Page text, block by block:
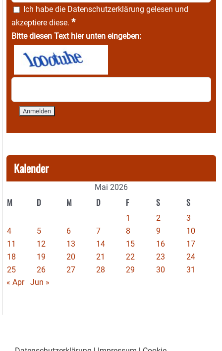
Ich habe die Datenschutzerklärung gelesen und
akzeptiere diese. *
Bitte diesen Text hier unten eingeben:
Kalender
Mai 2026
M D M D F S S
1 2
3
4
5 6 7 8 9
10
11
12 13 14 15 16
17
18
19 20 21 22 23
24
25
26 27 28 29 30
31
« Apr
Jun »